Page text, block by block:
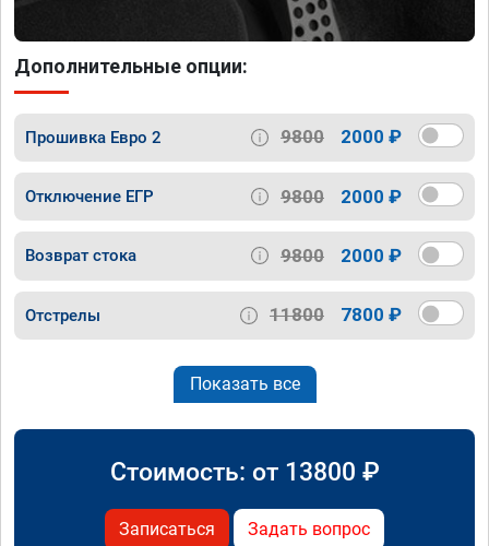
Дополнительные опции:
Прошивка Евро 2 9800 2000 ₽
Отключение ЕГР 9800 2000 ₽
Возврат стока 9800 2000 ₽
Отстрелы 11800 7800 ₽
Показать все
Стоимость: от 13800 ₽
Записаться Задать вопрос